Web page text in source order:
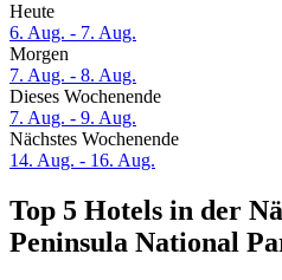
Heute
6. Aug. - 7. Aug.
Morgen
7. Aug. - 8. Aug.
Dieses Wochenende
7. Aug. - 9. Aug.
Nächstes Wochenende
14. Aug. - 16. Aug.
Top 5 Hotels in der
Peninsula National